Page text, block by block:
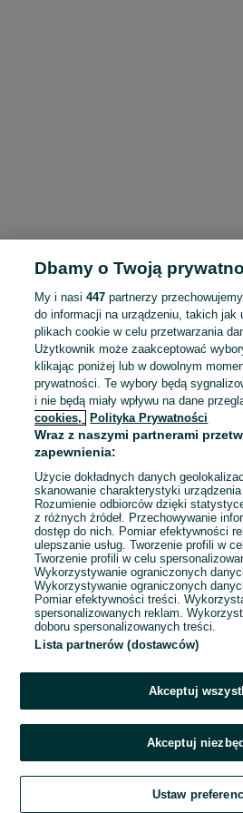
To ogłoszenie nie jest
Przejdź na stronę
Dbamy o Twoją
My i nasi447 partnerzy
do informacji na urządzeniu, takich jak
plikach cookie w celu przetwarzania
Użytkownik może zaakceptować
klikając poniżej lub w dowolnym
prywatności. Te wybory będą
i nie będą miały wpływu na dane
cookies,
Polityka Prywatności
Wraz z naszymi partnerami
zapewnienia:
Użycie dokładnych danych
skanowanie charakterystyki
Rozumienie odbiorców dzięki
z różnych źródeł. Przechowywanie
dostęp do nich. Pomiar efektywności
ulepszanie usług. Tworzenie profili w
Tworzenie profili w celu
Wykorzystywanie ograniczonych
Wykorzystywanie ograniczonych
Pomiar efektywności treści.
spersonalizowanych reklam.
doboru spersonalizowanych treści.
Lista partnerów (dostawców)
Akceptuj
Akceptuj
Ustaw